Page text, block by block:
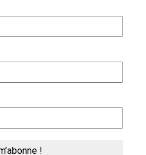
été pleines et les
l’année prochaine.